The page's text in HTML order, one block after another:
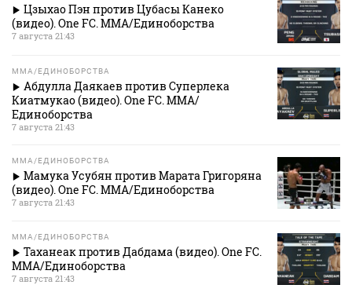
Цзыхао Пэн против Цубасы Канеко
(видео). One FC. MMA/Единоборства
7 августа 21:43
MMA/ЕДИНОБОРСТВА
Абдулла Даякаев против Суперлека
Киатмукао (видео). One FC. MMA/
Единоборства
7 августа 21:43
MMA/ЕДИНОБОРСТВА
Мамука Усубян против Марата Григоряна
(видео). One FC. MMA/Единоборства
7 августа 21:43
MMA/ЕДИНОБОРСТВА
Таханеак против Дабдама (видео). One FC.
MMA/Единоборства
7 августа 21:43